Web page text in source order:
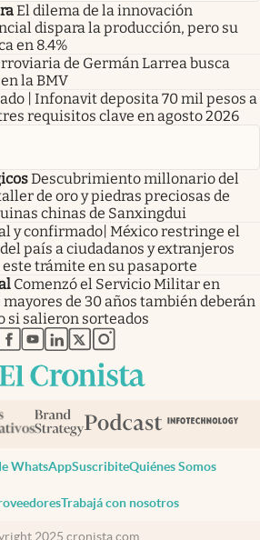
El dilema de la innovación
dispara la producción, pero su
en 8.4%
de Germán Larrea busca
la BMV
| Infonavit deposita 70 mil pesos a
requisitos clave en agosto 2026
Descubrimiento millonario del
de oro y piedras preciosas de
chinas de Sanxingdui
y confirmado| México restringe el
país a ciudadanos y extranjeros
trámite en su pasaporte
Comenzó el Servicio Militar en
de 30 años también deberán
si salieron sorteados
abre en nueva pestaña
abre en nueva pestaña
abre en nueva pestaña
abre en nueva pestaña
abre en nueva pestaña
WhatsAppSuscribiteQuiénes Somos
Trabajá con nosotros
2025 cronista.com